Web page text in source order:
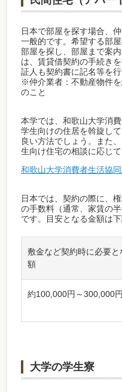
日本で部屋を探す場合、
一般的です。希望する部
部屋を探し、部屋まで案
は、賃貸借契約の手続き
証人も契約書に記名等を行
※仲介業者：不動産物件
のこと
本学では、和歌山大学消
学生向けの住居を斡旋し
良い方法でしょう。また
生向け住宅の相談に応じて
和歌山大学消費者生活協
日本では、契約の際に、
の手数料（通常、家賃の
です。目安となる金額は下
敷金など契約時に必要と
額
約100,000円～300,000円
大学の学生寮